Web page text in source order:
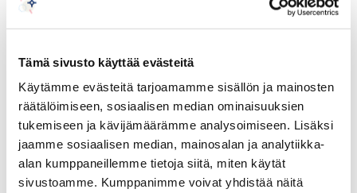
Tämä sivusto käyttää evästeitä
Käytämme evästeitä tarjoamamme sisällön ja mainosten
räätälöimiseen, sosiaalisen median ominaisuuksien
tukemiseen ja kävijämäärämme analysoimiseen. Lisäksi
jaamme sosiaalisen median, mainosalan ja analytiikka-
alan kumppaneillemme tietoja siitä, miten käytät
sivustoamme. Kumppanimme voivat yhdistää näitä
Commercial section
Embassy of the Islamic Republic of Iran
Kulosaarentie 9, 00570 Helsinki
www.helsinki.mfa.ir
secretary@iran.fi